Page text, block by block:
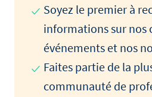
Soyez le premier à
informations sur nos
événements et nos
Faites partie de la
communauté de